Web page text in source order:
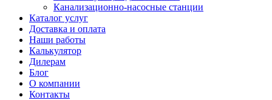
Канализационно-насосные станции
Каталог услуг
Доставка и оплата
Наши работы
Калькулятор
Дилерам
Блог
О компании
Контакты